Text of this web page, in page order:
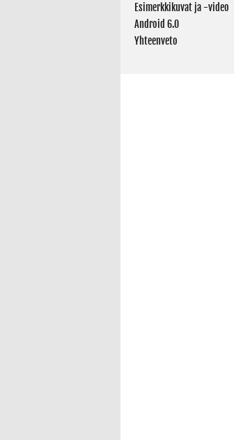
Esimerkkikuvat ja -video
Android 6.0
Yhteenveto